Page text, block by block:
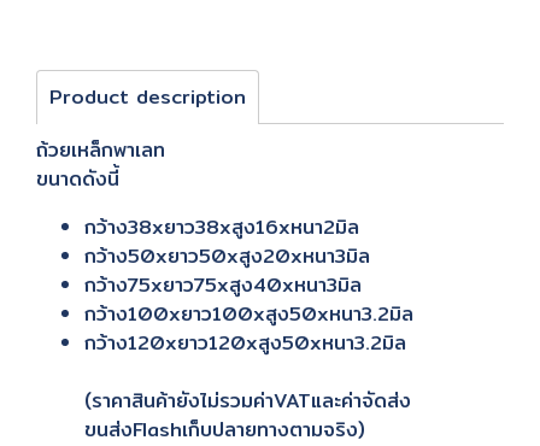
Product description
ถ้วยเหล็กพาเลท
ขนาดดังนี้
กว้าง38xยาว38xสูง16xหนา2มิล
กว้าง50xยาว50xสูง20xหนา3มิล
กว้าง75xยาว75xสูง40xหนา3มิล
กว้าง100xยาว100xสูง50xหนา3.2มิล
กว้าง120xยาว120xสูง50xหนา3.2มิล
(ราคาสินค้ายังไม่รวมค่าVATและค่าจัดส่ง
ขนส่งFlashเก็บปลายทางตามจริง)